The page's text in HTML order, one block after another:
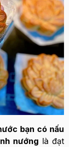
bạn có nấu
nướnglà đạt